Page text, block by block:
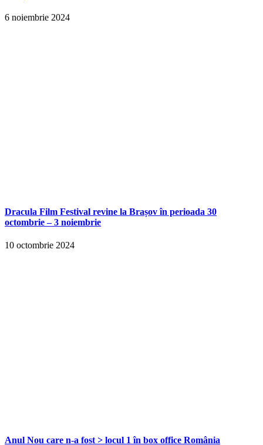
6 noiembrie 2024
Dracula Film Festival revine la Brașov în perioada 30
octombrie – 3 noiembrie
10 octombrie 2024
Anul Nou care n-a fost > locul 1 în box office România